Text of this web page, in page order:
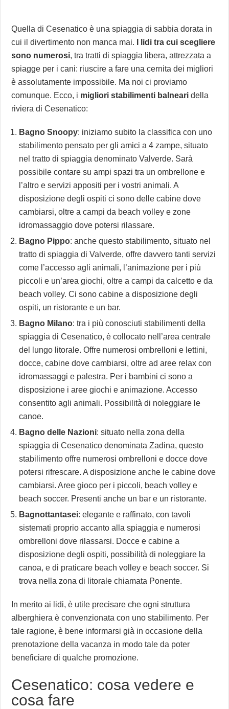
Quella di Cesenatico è una spiaggia di sabbia dorata in
cui il divertimento non manca mai.
I lidi tra cui scegliere
sono numerosi, tra tratti di spiaggia libera, attrezzata a
spiagge per i cani: riuscire a fare una cernita dei migliori
è assolutamente impossibile. Ma noi ci proviamo
comunque. Ecco, i migliori stabilimenti balneari della
riviera di Cesenatico:
Bagno Snoopy: iniziamo subito la classifica con uno
stabilimento pensato per gli amici a 4 zampe, situato
nel tratto di spiaggia denominato Valverde. Sarà
possibile contare su ampi spazi tra un ombrellone e
l’altro e servizi appositi per i vostri animali. A
disposizione degli ospiti ci sono delle cabine dove
cambiarsi, oltre a campi da beach volley e zone
idromassaggio dove potersi rilassare.
Bagno Pippo: anche questo stabilimento, situato nel
tratto di spiaggia di Valverde, offre davvero tanti servizi
come l’accesso agli animali, l’animazione per i più
piccoli e un’area giochi, oltre a campi da calcetto e da
beach volley. Ci sono cabine a disposizione degli
ospiti, un ristorante e un bar.
Bagno Milano: tra i più conosciuti stabilimenti della
spiaggia di Cesenatico, è collocato nell’area centrale
del lungo litorale. Offre numerosi ombrelloni e lettini,
docce, cabine dove cambiarsi, oltre ad aree relax con
idromassaggi e palestra. Per i bambini ci sono a
disposizione i aree giochi e animazione. Accesso
consentito agli animali. Possibilità di noleggiare le
canoe.
Bagno delle Nazioni: situato nella zona della
spiaggia di Cesenatico denominata Zadina, questo
stabilimento offre numerosi ombrelloni e docce dove
potersi rifrescare. A disposizione anche le cabine dove
cambiarsi. Aree gioco per i piccoli, beach volley e
beach soccer. Presenti anche un bar e un ristorante.
Bagnottantasei: elegante e raffinato, con tavoli
sistemati proprio accanto alla spiaggia e numerosi
ombrelloni dove rilassarsi. Docce e cabine a
disposizione degli ospiti, possibilità di noleggiare la
canoa, e di praticare beach volley e beach soccer. Si
trova nella zona di litorale chiamata Ponente.
In merito ai lidi, è utile precisare che ogni struttura
alberghiera è convenzionata con uno stabilimento. Per
tale ragione, è bene informarsi già in occasione della
prenotazione della vacanza in modo tale da poter
beneficiare di qualche promozione.
Cesenatico: cosa vedere e
cosa fare